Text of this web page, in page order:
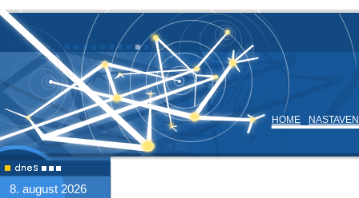
HOME
8. august 2026